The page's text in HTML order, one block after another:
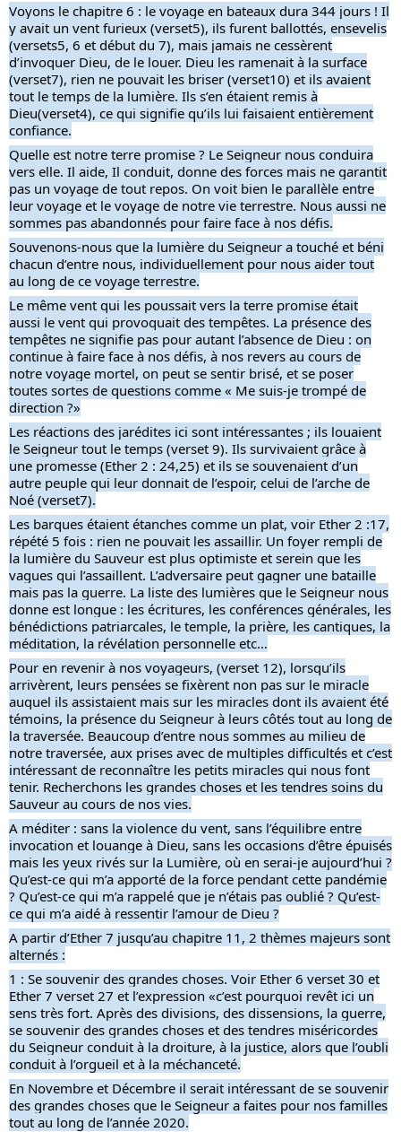
Voyons le chapitre 6 : le voyage en bateaux dura 344 jours ! Il
y avait un vent furieux (verset5), ils furent ballottés, ensevelis
(versets5, 6 et début du 7), mais jamais ne cessèrent
d’invoquer Dieu, de le louer. Dieu les ramenait à la surface
(verset7), rien ne pouvait les briser (verset10) et ils avaient
tout le temps de la lumière. Ils s’en étaient remis à
Dieu(verset4), ce qui signifie qu’ils lui faisaient entièrement
confiance.
Quelle est notre terre promise ? Le Seigneur nous conduira
vers elle. Il aide, Il conduit, donne des forces mais ne garantit
pas un voyage de tout repos. On voit bien le parallèle entre
leur voyage et le voyage de notre vie terrestre. Nous aussi ne
sommes pas abandonnés pour faire face à nos défis.
Souvenons-nous que la lumière du Seigneur a touché et béni
chacun d’entre nous, individuellement pour nous aider tout
au long de ce voyage terrestre.
Le même vent qui les poussait vers la terre promise était
aussi le vent qui provoquait des tempêtes. La présence des
tempêtes ne signifie pas pour autant l’absence de Dieu : on
continue à faire face à nos défis, à nos revers au cours de
notre voyage mortel, on peut se sentir brisé, et se poser
toutes sortes de questions comme « Me suis-je trompé de
direction ?»
Les réactions des jarédites ici sont intéressantes ; ils louaient
le Seigneur tout le temps (verset 9). Ils survivaient grâce à
une promesse (Ether 2 : 24,25) et ils se souvenaient d’un
autre peuple qui leur donnait de l’espoir, celui de l’arche de
Noé (verset7).
Les barques étaient étanches comme un plat, voir Ether 2 :17,
répété 5 fois : rien ne pouvait les assaillir. Un foyer rempli de
la lumière du Sauveur est plus optimiste et serein que les
vagues qui l’assaillent. L’adversaire peut gagner une bataille
mais pas la guerre. La liste des lumières que le Seigneur nous
donne est longue : les écritures, les conférences générales, les
bénédictions patriarcales, le temple, la prière, les cantiques, la
méditation, la révélation personnelle etc…
Pour en revenir à nos voyageurs, (verset 12), lorsqu’ils
arrivèrent, leurs pensées se fixèrent non pas sur le miracle
auquel ils assistaient mais sur les miracles dont ils avaient été
témoins, la présence du Seigneur à leurs côtés tout au long de
la traversée. Beaucoup d’entre nous sommes au milieu de
notre traversée, aux prises avec de multiples difficultés et c’est
intéressant de reconnaître les petits miracles qui nous font
tenir. Recherchons les grandes choses et les tendres soins du
Sauveur au cours de nos vies.
A méditer : sans la violence du vent, sans l’équilibre entre
invocation et louange à Dieu, sans les occasions d’être épuisés
mais les yeux rivés sur la Lumière, où en serai-je aujourd’hui ?
Qu’est-ce qui m’a apporté de la force pendant cette pandémie
? Qu’est-ce qui m’a rappelé que je n’étais pas oublié ? Qu’est-
ce qui m’a aidé à ressentir l’amour de Dieu ?
A partir d’Ether 7 jusqu’au chapitre 11, 2 thèmes majeurs sont
alternés :
1 : Se souvenir des grandes choses. Voir Ether 6 verset 30 et
Ether 7 verset 27 et l’expression «c’est pourquoi revêt ici un
sens très fort. Après des divisions, des dissensions, la guerre,
se souvenir des grandes choses et des tendres miséricordes
du Seigneur conduit à la droiture, à la justice, alors que l’oubli
conduit à l’orgueil et à la méchanceté.
En Novembre et Décembre il serait intéressant de se souvenir
des grandes choses que le Seigneur a faites pour nos familles
tout au long de l’année 2020.